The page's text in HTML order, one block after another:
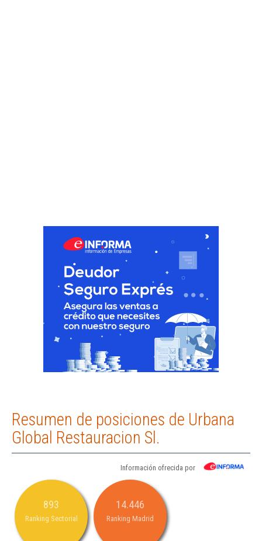
Resumen de posiciones de Urbana
Global Restauracion Sl.
Información ofrecida por
893
Ranking Sectorial
14.446
Ranking Madrid